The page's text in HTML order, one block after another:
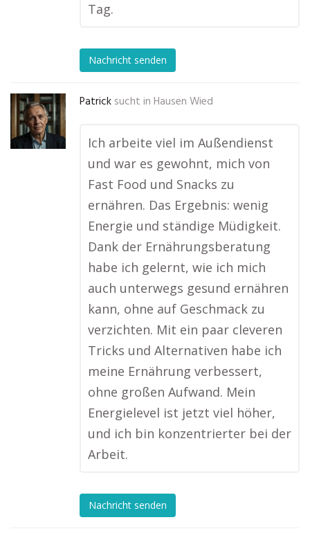
Tag.
Nachricht senden
Patrick sucht in Hausen Wied
Ich arbeite viel im Außendienst
und war es gewohnt, mich von
Fast Food und Snacks zu
ernähren. Das Ergebnis: wenig
Energie und ständige Müdigkeit.
Dank der Ernährungsberatung
habe ich gelernt, wie ich mich
auch unterwegs gesund ernähren
kann, ohne auf Geschmack zu
verzichten. Mit ein paar cleveren
Tricks und Alternativen habe ich
meine Ernährung verbessert,
ohne großen Aufwand. Mein
Energielevel ist jetzt viel höher,
und ich bin konzentrierter bei der
Arbeit.
Nachricht senden